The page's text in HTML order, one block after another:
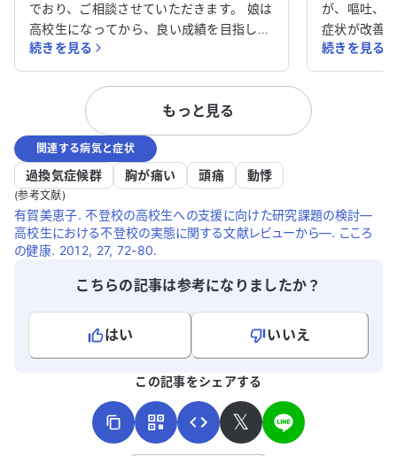
と良いかアドバイスをください。
でおり、ご相談させていただきます。 娘は
高校生になってから、良い成績を目指して
睡眠時間を削って勉強に励んでいました。
しかし、その努力が裏目に出てしまい、勉
強に対する恐怖を感じるようになってしま
ったようです。学年が上がるにつれて勉強
への拒否感が強くなり、今では日常生活に
も支障が出ているほどです。 具体的には、
先月から外出時に呼吸が浅くなり、冷や汗
が出るようになりました。学校に行くこと
はもちろん、家族との買い物や飲食店に行
くことさえも怖がっています。長時間立っ
ていることも辛そうで、日常生活を送るの
転学も考えましたが、経済的な事情で難し
い状況です。家族としては、ここまで頑張
ってきたのだから、頑張って卒業してほし
いという思いがあります。しかし、娘は2
学期から学校に通えるのか不安を抱いてお
の状態が適応障害、あるいは適応障害から
併発するパニック障害ではないかと心配し
続きを見る
が、嘔吐、
症状が改善
伝え、先週
見ています
策を検討し
のですが、
続きを見る
もっと見る
関連する病気と症状
過換気症候群 胸が痛い 頭痛 動悸
(参考文献)
有賀美恵子. 不登校の高校生への支援に向けた研究課題の検討―
高校生における不登校の実態に関する文献レビューから―. こころ
の健康. 2012, 27, 72-80.
こちらの記事は参考になりましたか？
はい
いいえ
この記事をシェアする
𝕏